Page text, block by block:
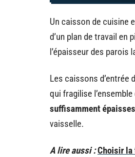
Un caisson de cuisine
d’un plan de travail
l’épaisseur des
Les caissons d’entrée
qui fragilise
suffisamment
vaisselle.
A lire aussi :Choisir la